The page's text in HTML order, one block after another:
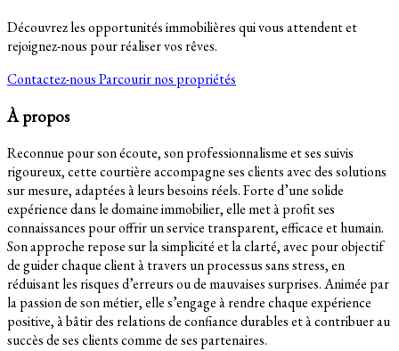
Découvrez les opportunités immobilières qui vous attendent et
rejoignez-nous pour réaliser vos rêves.
Contactez-nousParcourir nos propriétés
À propos
Reconnue pour son écoute, son professionnalisme et ses suivis
rigoureux, cette courtière accompagne ses clients avec des solutions
sur mesure, adaptées à leurs besoins réels. Forte d’une solide
expérience dans le domaine immobilier, elle met à profit ses
connaissances pour offrir un service transparent, efficace et humain.
Son approche repose sur la simplicité et la clarté, avec pour objectif
de guider chaque client à travers un processus sans stress, en
réduisant les risques d’erreurs ou de mauvaises surprises. Animée par
la passion de son métier, elle s’engage à rendre chaque expérience
positive, à bâtir des relations de confiance durables et à contribuer au
succès de ses clients comme de ses partenaires.